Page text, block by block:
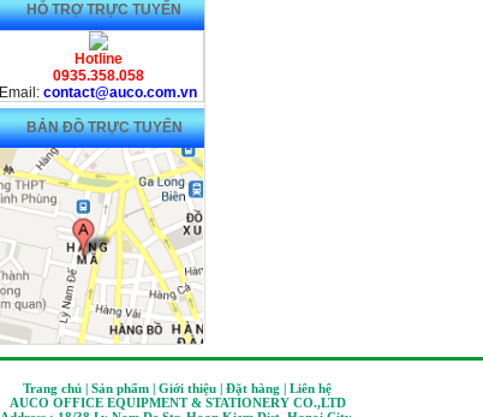
HỖ TRỢ TRỰC TUYẾN
Hotline
0935.358.058
Email: contact@auco.com.vn
BẢN ĐỒ TRỰC TUYẾN
Trang chủ | Sản phẩm | Giới thiệu | Đặt hàng | Liên hệ
AUCO OFFICE EQUIPMENT & STATIONERY CO.,LTD